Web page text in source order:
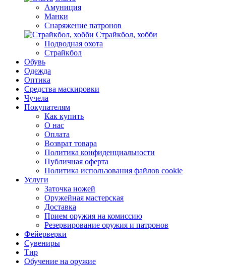
Амуниция
Манки
Снаряжение патронов
Страйкбол, хобби
Подводная охота
Страйкбол
Обувь
Одежда
Оптика
Средства маскировки
Чучела
Покупателям
Как купить
О нас
Оплата
Возврат товара
Политика конфиденциальности
Публичная оферта
Политика использования файлов cookie
Услуги
Заточка ножей
Оружейная мастерская
Доставка
Прием оружия на комиссию
Резервирование оружия и патронов
Фейерверки
Сувениры
Тир
Обучение на оружие